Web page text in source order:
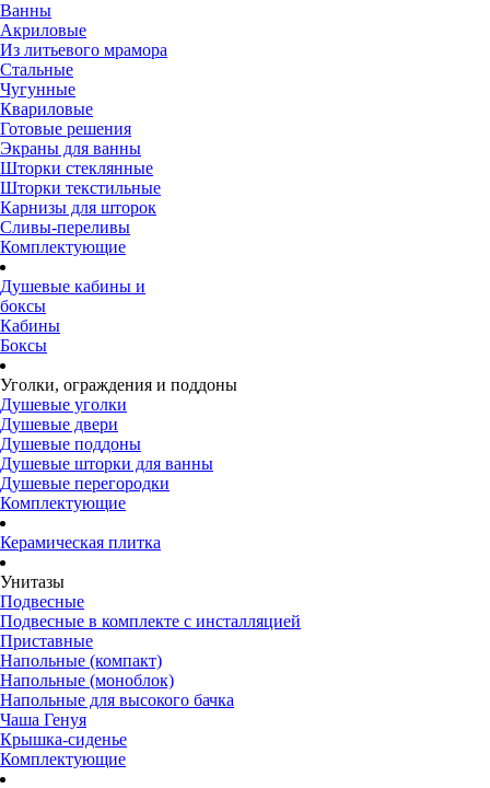
Ванны
Акриловые
Из литьевого мрамора
Стальные
Чугунные
Квариловые
Готовые решения
Экраны для ванны
Шторки стеклянные
Шторки текстильные
Карнизы для шторок
Сливы-переливы
Комплектующие
Душевые кабины и
боксы
Кабины
Боксы
Уголки, ограждения и поддоны
Душевые уголки
Душевые двери
Душевые поддоны
Душевые шторки для ванны
Душевые перегородки
Комплектующие
Керамическая плитка
Унитазы
Подвесные
Подвесные в комплекте с инсталляцией
Приставные
Напольные (компакт)
Напольные (моноблок)
Напольные для высокого бачка
Чаша Генуя
Крышка-сиденье
Комплектующие